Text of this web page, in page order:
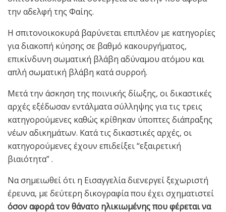
την αδελφή της Φαίης.
Η σπιτονοικοκυρά βαρύνεται επιπλέον με κατηγορίες
για διακοπή κύησης σε βαθμό κακουργήματος,
επικίνδυνη σωματική βλάβη αδύναμου ατόμου και
απλή σωματική βλάβη κατά συρροή.
Μετά την άσκηση της ποινικής δίωξης, οι δικαστικές
αρχές εξέδωσαν εντάλματα σύλληψης για τις τρεις
κατηγορούμενες καθώς κρίθηκαν ύποπτες διάπραξης
νέων αδικημάτων. Κατά τις δικαστικές αρχές, οι
κατηγορούμενες έχουν επιδείξει “εξαιρετική
βιαιότητα” .
Να σημειωθεί ότι η Εισαγγελία διενεργεί ξεχωριστή
έρευνα, με δεύτερη δικογραφία που έχει σχηματιστεί
όσον αφορά τον θάνατο ηλικιωμένης που φέρεται να